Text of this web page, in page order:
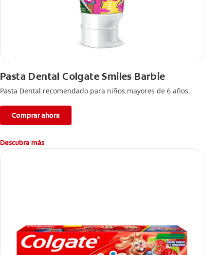
Pasta Dental Colgate Smiles Barbie
Pasta Dental recomendado para niños mayores de 6 años.
Comprar ahora
Descubra más